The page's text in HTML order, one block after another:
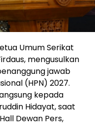
Umum Serikat
mengusulkan
jawab
(HPN) 2027.
kepada
Hidayat, saat
Dewan Pers,